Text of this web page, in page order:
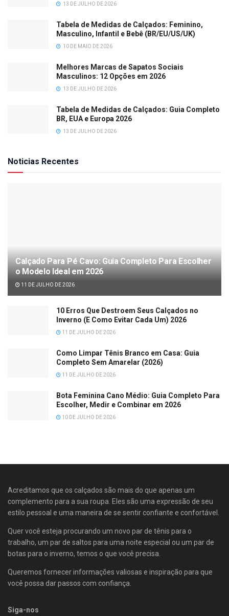
13 DE JULHO DE 2026
Tabela de Medidas de Calçados: Feminino,
Masculino, Infantil e Bebê (BR/EU/US/UK)
10 DE MAIO DE 2026
Melhores Marcas de Sapatos Sociais
Masculinos: 12 Opções em 2026
13 DE JULHO DE 2026
Tabela de Medidas de Calçados: Guia Completo
BR, EUA e Europa 2026
13 DE JULHO DE 2026
Noticias Recentes
Calçado Para Pé Cavo: Guia Completo Para Escolher
o Modelo Ideal em 2026
11 DE JULHO DE 2026
10 Erros Que Destroem Seus Calçados no
Inverno (E Como Evitar Cada Um) 2026
11 DE JULHO DE 2026
Como Limpar Tênis Branco em Casa: Guia
Completo Sem Amarelar (2026)
11 DE JULHO DE 2026
Bota Feminina Cano Médio: Guia Completo Para
Escolher, Medir e Combinar em 2026
10 DE JULHO DE 2026
Acreditamos que os calçados são mais do que apenas um
complemento para a sua roupa. Eles são uma expressão de seu
estilo pessoal e uma maneira de se sentir confiante e confortável.
Quer você esteja procurando um novo par de tênis para o
trabalho, um par de saltos para uma noite especial ou um par de
botas para o inverno, temos o que você precisa.
Queremos fornecer informações valiosas e inspiração para que
você possa dar passos com confiança.
Siga-nos